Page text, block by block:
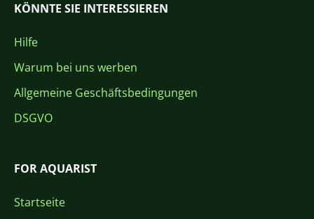
KÖNNTE SIE INTERESSIEREN
Hilfe
Warum bei uns werben
Allgemeine Geschäftsbedingungen
DSGVO
FOR AQUARIST
Startseite